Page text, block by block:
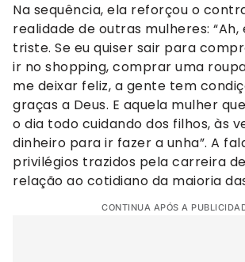
Na sequência, ela reforçou o
realidade de outras mulheres: “Ah,
triste. Se eu quiser sair para
ir no shopping, comprar uma
me deixar feliz, a gente tem
graças a Deus. E aquela mulher
o dia todo cuidando dos filhos, às
dinheiro para ir fazer a unha”. A
privilégios trazidos pela carreira
relação ao cotidiano da maioria
CONTINUA APÓS A